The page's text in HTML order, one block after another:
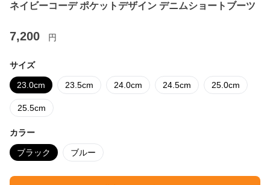
ネイビーコーデ ポケットデザイン デニムショートブーツ
7,200 円
サイズ
23.0cm 23.5cm 24.0cm 24.5cm 25.0cm
25.5cm
カラー
ブラック ブルー